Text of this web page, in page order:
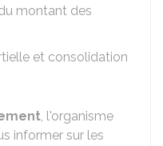
montant des
et consolidation
, l'organisme
informer sur les